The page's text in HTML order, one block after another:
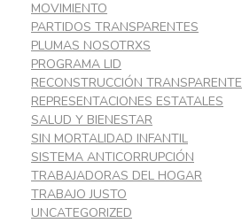
MOVIMIENTO
PARTIDOS TRANSPARENTES
PLUMAS NOSOTRXS
PROGRAMA LID
RECONSTRUCCIÓN TRANSPARENTE
REPRESENTACIONES ESTATALES
SALUD Y BIENESTAR
SIN MORTALIDAD INFANTIL
SISTEMA ANTICORRUPCIÓN
TRABAJADORAS DEL HOGAR
TRABAJO JUSTO
UNCATEGORIZED